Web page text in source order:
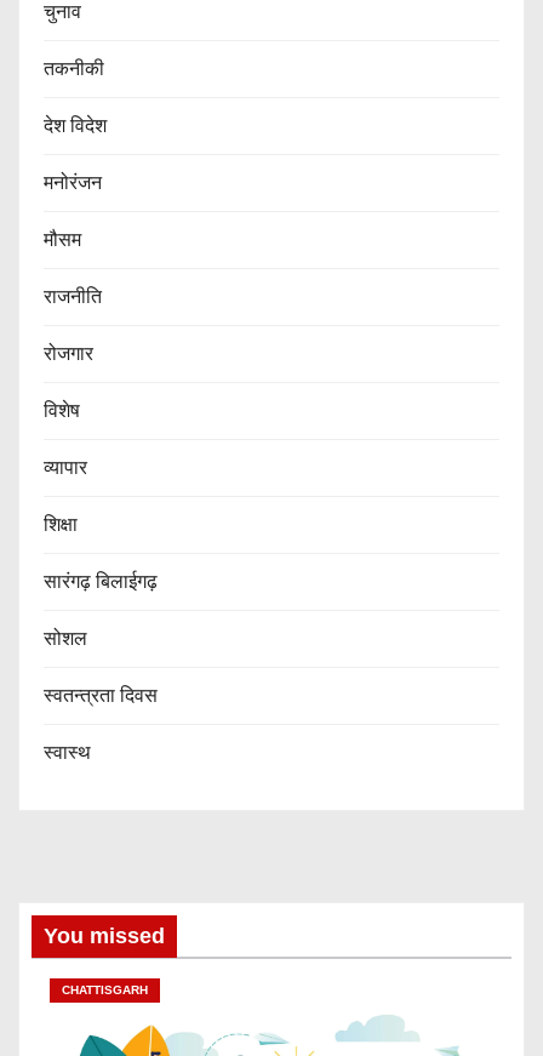
चुनाव
तकनीकी
देश विदेश
मनोरंजन
मौसम
राजनीति
रोजगार
विशेष
व्यापार
शिक्षा
सारंगढ़ बिलाईगढ़
सोशल
स्वतन्त्रता दिवस
स्वास्थ
You missed
CHATTISGARH